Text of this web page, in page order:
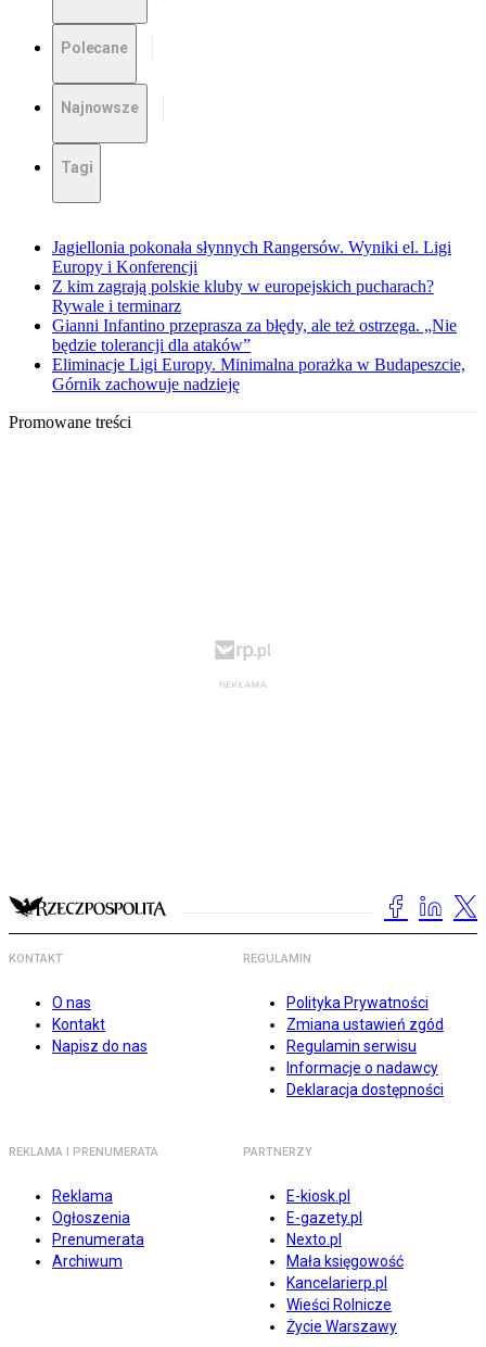
Polecane
Najnowsze
Tagi
Jagiellonia pokonała słynnych Rangersów. Wyniki el. Ligi
Europy i Konferencji
Z kim zagrają polskie kluby w europejskich pucharach?
Rywale i terminarz
Gianni Infantino przeprasza za błędy, ale też ostrzega. „Nie
będzie tolerancji dla ataków”
Eliminacje Ligi Europy. Minimalna porażka w Budapeszcie,
Górnik zachowuje nadzieję
Promowane treści
KONTAKT
O nas
Kontakt
Napisz do nas
REGULAMIN
Polityka Prywatności
Zmiana ustawień zgód
Regulamin serwisu
Informacje o nadawcy
Deklaracja dostępności
REKLAMA I PRENUMERATA
Reklama
Ogłoszenia
Prenumerata
Archiwum
PARTNERZY
E-kiosk.pl
E-gazety.pl
Nexto.pl
Mała księgowość
Kancelarierp.pl
Wieści Rolnicze
Życie Warszawy